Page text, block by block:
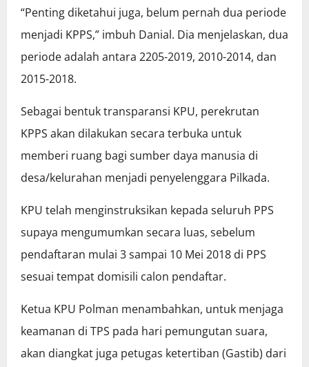
“Penting diketahui juga, belum pernah dua periode
menjadi KPPS,” imbuh Danial. Dia menjelaskan, dua
periode adalah antara 2205-2019, 2010-2014, dan
2015-2018.
Sebagai bentuk transparansi KPU, perekrutan
KPPS akan dilakukan secara terbuka untuk
memberi ruang bagi sumber daya manusia di
desa/kelurahan menjadi penyelenggara Pilkada.
KPU telah menginstruksikan kepada seluruh PPS
supaya mengumumkan secara luas, sebelum
pendaftaran mulai 3 sampai 10 Mei 2018 di PPS
sesuai tempat domisili calon pendaftar.
Ketua KPU Polman menambahkan, untuk menjaga
keamanan di TPS pada hari pemungutan suara,
akan diangkat juga petugas ketertiban (Gastib) dari